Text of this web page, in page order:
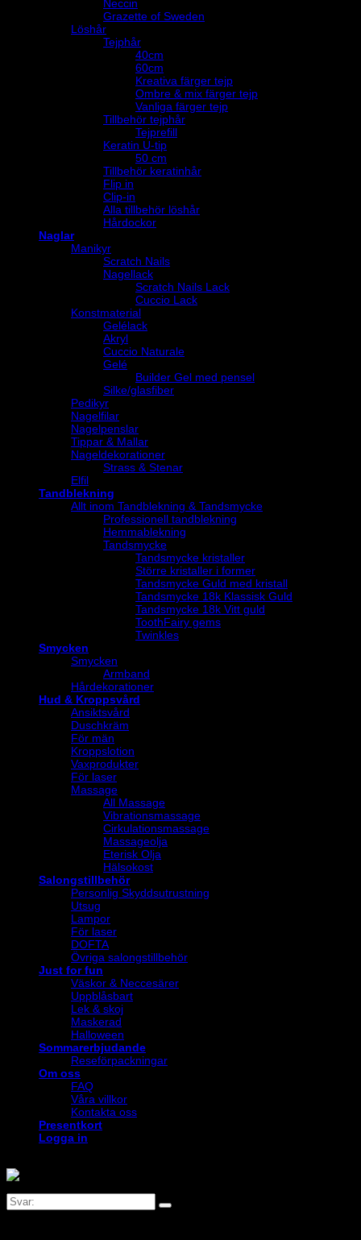
Neccin
Grazette of Sweden
Löshår
Tejphår
40cm
60cm
Kreativa färger tejp
Ombre & mix färger tejp
Vanliga färger tejp
Tillbehör tejphår
Tejprefill
Keratin U-tip
50 cm
Tillbehör keratinhår
Flip in
Clip-in
Alla tillbehör löshår
Hårdockor
Naglar
Manikyr
Scratch Nails
Nagellack
Scratch Nails Lack
Cuccio Lack
Konstmaterial
Gelélack
Akryl
Cuccio Naturale
Gelé
Builder Gel med pensel
Silke/glasfiber
Pedikyr
Nagelfilar
Nagelpenslar
Tippar & Mallar
Nageldekorationer
Strass & Stenar
Elfil
Tandblekning
Allt inom Tandblekning & Tandsmycke
Professionell tandblekning
Hemmablekning
Tandsmycke
Tandsmycke kristaller
Större kristaller i former
Tandsmycke Guld med kristall
Tandsmycke 18k Klassisk Guld
Tandsmycke 18k Vitt guld
ToothFairy gems
Twinkles
Smycken
Smycken
Armband
Hårdekorationer
Hud & Kroppsvård
Ansiktsvård
Duschkräm
För män
Kroppslotion
Vaxprodukter
För laser
Massage
All Massage
Vibrationsmassage
Cirkulationsmassage
Massageolja
Eterisk Olja
Hälsokost
Salongstillbehör
Personlig Skyddsutrustning
Utsug
Lampor
För laser
DOFTA
Övriga salongstillbehör
Just for fun
Väskor & Neccesärer
Uppblåsbart
Lek & skoj
Maskerad
Halloween
Sommarerbjudande
Reseförpackningar
Om oss
FAQ
Våra villkor
Kontakta oss
Presentkort
Logga in